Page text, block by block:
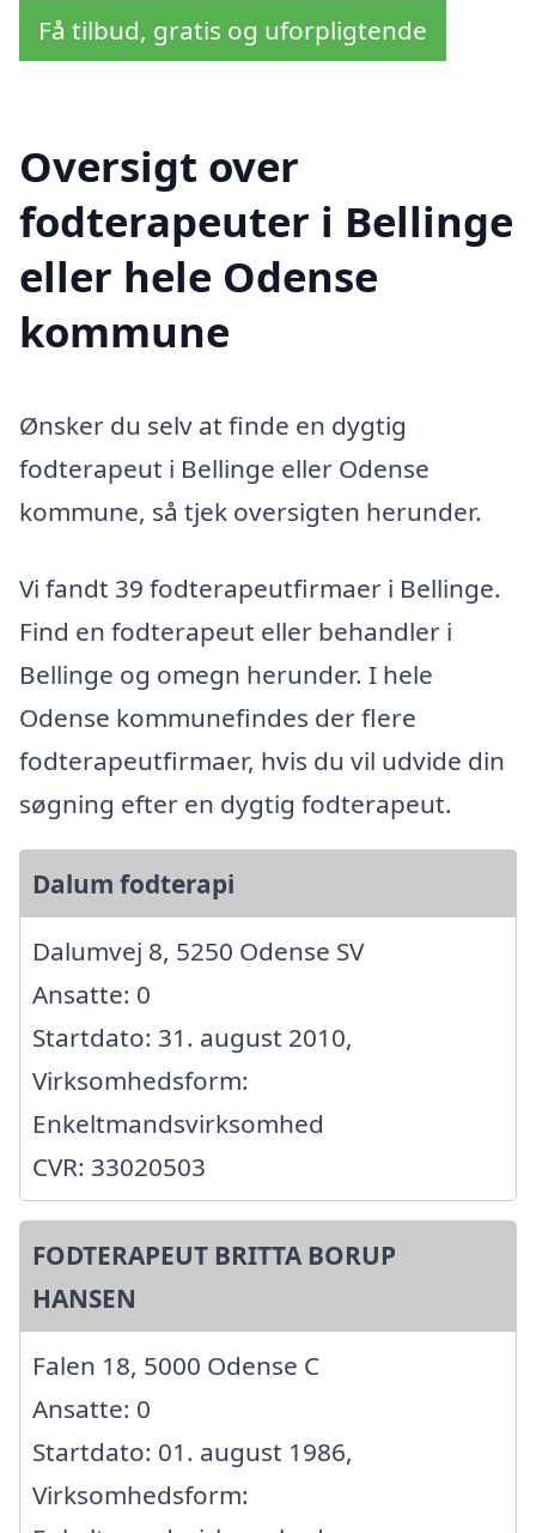
Få tilbud, gratis og uforpligtende
Oversigt over
fodterapeuter i Bellinge
eller hele Odense
kommune
Ønsker du selv at finde en dygtig
fodterapeut i Bellinge eller Odense
kommune, så tjek oversigten herunder.
Vi fandt 39 fodterapeutfirmaer i Bellinge.
Find en fodterapeut eller behandler i
Bellinge og omegn herunder. I hele
Odense kommunefindes der flere
fodterapeutfirmaer, hvis du vil udvide din
søgning efter en dygtig fodterapeut.
Dalum fodterapi
Dalumvej 8, 5250 Odense SV
Ansatte: 0
Startdato: 31. august 2010,
Virksomhedsform:
Enkeltmandsvirksomhed
CVR: 33020503
FODTERAPEUT BRITTA BORUP
HANSEN
Falen 18, 5000 Odense C
Ansatte: 0
Startdato: 01. august 1986,
Virksomhedsform: